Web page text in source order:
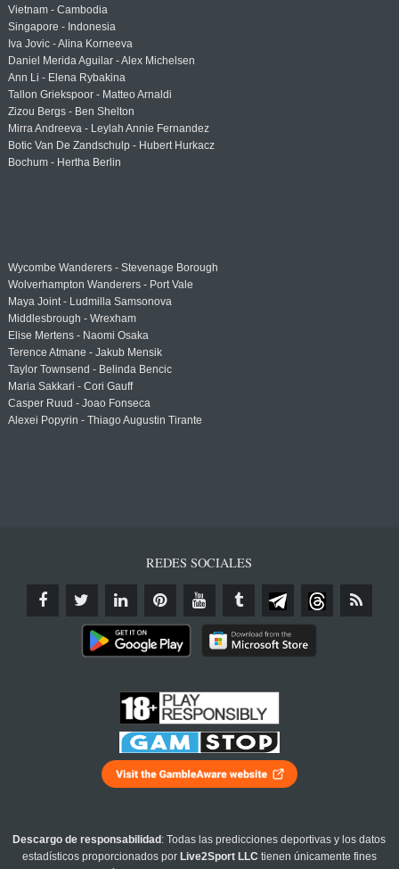
Vietnam - Cambodia
Singapore - Indonesia
Iva Jovic - Alina Korneeva
Daniel Merida Aguilar - Alex Michelsen
Ann Li - Elena Rybakina
Tallon Griekspoor - Matteo Arnaldi
Zizou Bergs - Ben Shelton
Mirra Andreeva - Leylah Annie Fernandez
Botic Van De Zandschulp - Hubert Hurkacz
Bochum - Hertha Berlin
Wycombe Wanderers - Stevenage Borough
Wolverhampton Wanderers - Port Vale
Maya Joint - Ludmilla Samsonova
Middlesbrough - Wrexham
Elise Mertens - Naomi Osaka
Terence Atmane - Jakub Mensik
Taylor Townsend - Belinda Bencic
Maria Sakkari - Cori Gauff
Casper Ruud - Joao Fonseca
Alexei Popyrin - Thiago Augustin Tirante
REDES SOCIALES
Descargo de responsabilidad : Todas las predicciones deportivas y los datos
estadísticos proporcionados por Live2Sport LLC tienen únicamente fines